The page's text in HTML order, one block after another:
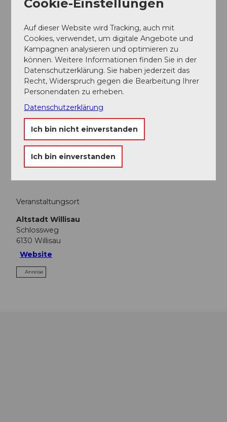
Willisau Tourismus
In der Nähe
Veranstaltung
Essen und Trinken
Veranstaltungsort
Altstadt Willisau
Schlossweg
6130 Willisau
Website
Anreise
Cookie-Einstellungen
Auf dieser Website wird Tracking, auch mit
Cookies, verwendet, um digitale Angebote und
Kampagnen analysieren und optimieren zu
können. Weitere Informationen finden Sie in der
Datenschutzerklärung. Sie haben jederzeit das
Recht, Widerspruch gegen die Bearbeitung Ihrer
Personendaten zu erheben.
Datenschutzerklärung
Ich bin nicht einverstanden
Ich bin einverstanden